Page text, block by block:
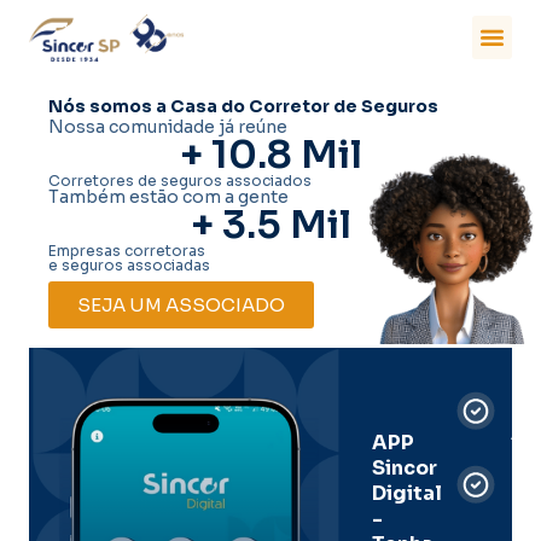
Nós somos a Casa do Corretor de Seguros
Nossa comunidade já reúne
+ 10.8 Mil
Corretores de seguros associados
Também estão com a gente
+ 3.5 Mil
Empresas corretoras
e seguros associadas
SEJA UM ASSOCIADO
APP
Sincor
Digital
-